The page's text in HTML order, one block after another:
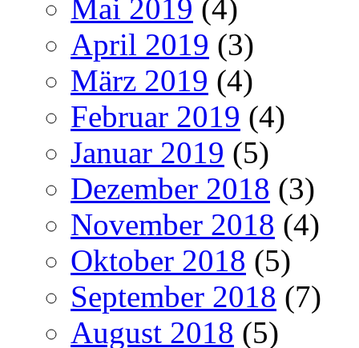
Mai 2019 (4)
April 2019 (3)
März 2019 (4)
Februar 2019 (4)
Januar 2019 (5)
Dezember 2018 (3)
November 2018 (4)
Oktober 2018 (5)
September 2018 (7)
August 2018 (5)